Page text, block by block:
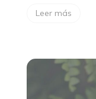
Leer más